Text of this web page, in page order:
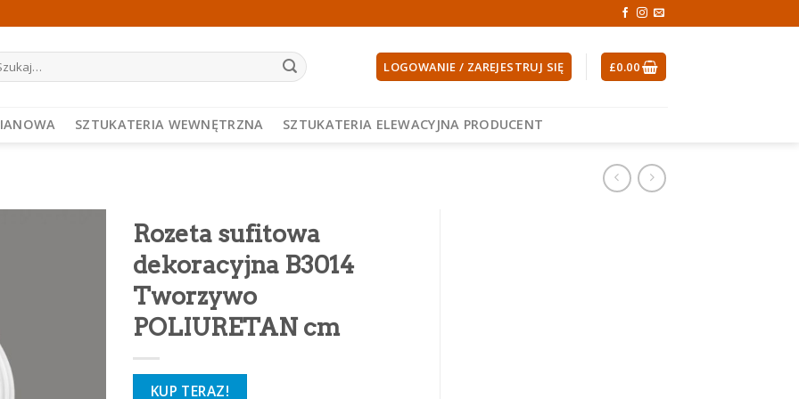
LOGOWANIE / ZAREJESTRUJ SIĘ £0.00
SZTUKATERIA WEWNĘTRZNA SZTUKATERIA ELEWACYJNA PRODUCENT
Rozeta sufitowa
dekoracyjna B3014
Tworzywo
POLIURETAN cm
KUP TERAZ!